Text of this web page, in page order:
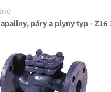
páry a plyny typ - Z16